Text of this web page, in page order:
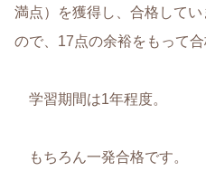
満点）を獲得し、合格して
ので、17点の余裕をもって合
学習期間は1年程度。
もちろん一発合格です。